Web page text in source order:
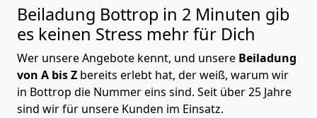
Beiladung Bottrop in 2 Minuten gib
es keinen Stress mehr für Dich
Wer unsere Angebote kennt, und unsere Beiladung
von A bis Z bereits erlebt hat, der weiß, warum wir
in Bottrop die Nummer eins sind. Seit über 25 Jahre
sind wir für unsere Kunden im Einsatz.